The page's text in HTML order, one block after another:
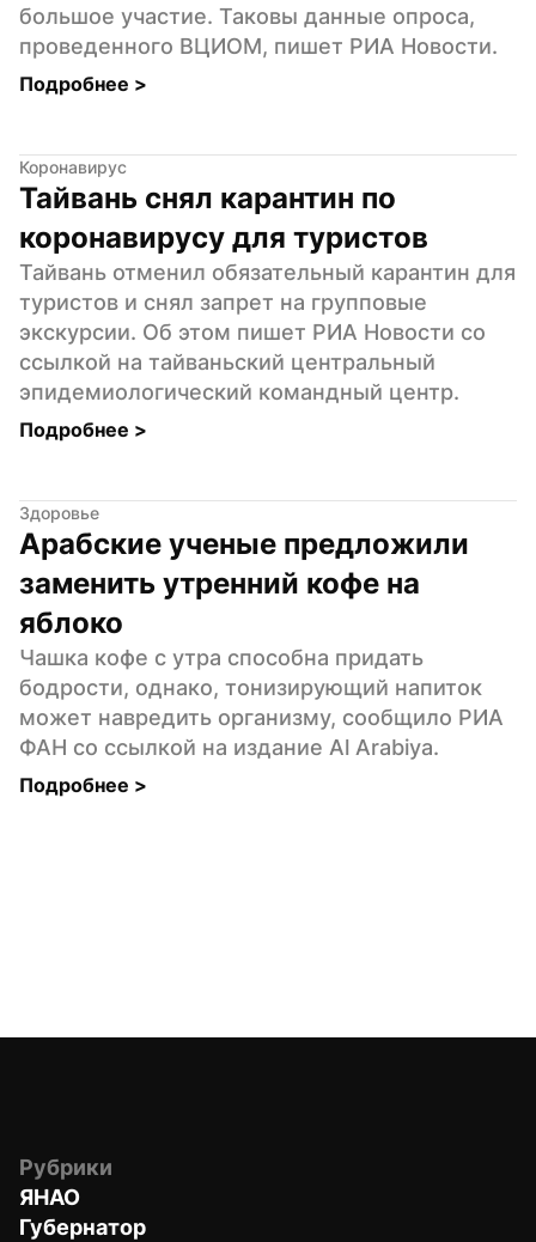
большое участие. Таковы данные опроса,
проведенного ВЦИОМ, пишет РИА Новости.
Подробнее >
Коронавирус
Тайвань снял карантин по
коронавирусу для туристов
Тайвань отменил обязательный карантин для
туристов и снял запрет на групповые
экскурсии. Об этом пишет РИА Новости со
ссылкой на тайваньский центральный
эпидемиологический командный центр.
Подробнее >
Здоровье
Арабские ученые предложили
заменить утренний кофе на
яблоко
Чашка кофе с утра способна придать
бодрости, однако, тонизирующий напиток
может навредить организму, сообщило РИА
ФАН со ссылкой на издание Al Arabiya.
Подробнее >
Рубрики
ЯНАО
Губернатор